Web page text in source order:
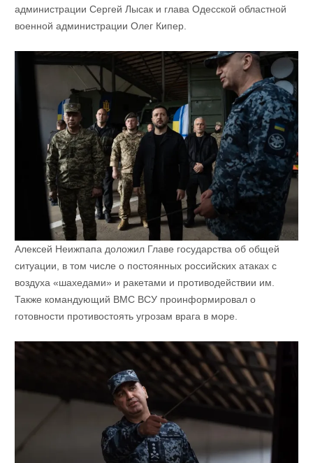
администрации Сергей Лысак и глава Одесской областной
военной администрации Олег Кипер.
Алексей Неижпапа доложил Главе государства об общей
ситуации, в том числе о постоянных российских атаках с
воздуха «шахедами» и ракетами и противодействии им.
Также командующий ВМС ВСУ проинформировал о
готовности противостоять угрозам врага в море.